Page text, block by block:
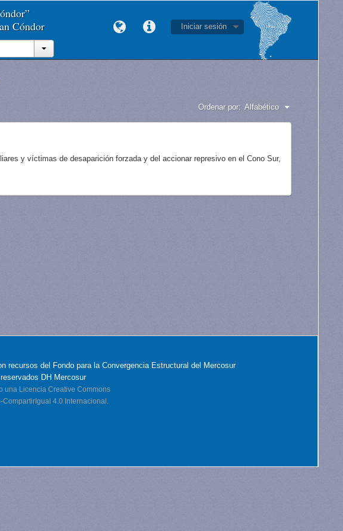
Cóndor
Iniciar sesión
Ordenar por: Alfabético
y víctimas de desaparición forzada y del accionar represivo en el Cono Sur,
recursos del Fondo para la Convergencia Estructural del Mercosur
DH Mercosur
una Licencia Creative Commons
4.0 Internacional.